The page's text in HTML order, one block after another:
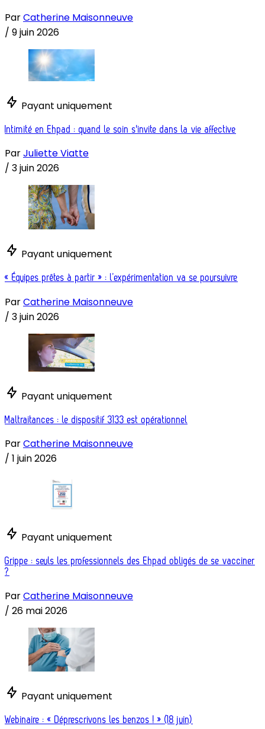
ParCatherine Maisonneuve
/ 9 juin 2026
Payant uniquement
Intimité en Ehpad : quand le soin s'invite dans la vie affective
ParJuliette Viatte
/ 3 juin 2026
Payant uniquement
« Équipes prêtes à partir » : l’expérimentation va se poursuivre
ParCatherine Maisonneuve
/ 3 juin 2026
Payant uniquement
Maltraitances : le dispositif 3133 est opérationnel
ParCatherine Maisonneuve
/ 1 juin 2026
Payant uniquement
Grippe : seuls les professionnels des Ehpad obligés de se vacciner
?
ParCatherine Maisonneuve
/ 26 mai 2026
Payant uniquement
Webinaire : « Déprescrivons les benzos ! » (18 juin)